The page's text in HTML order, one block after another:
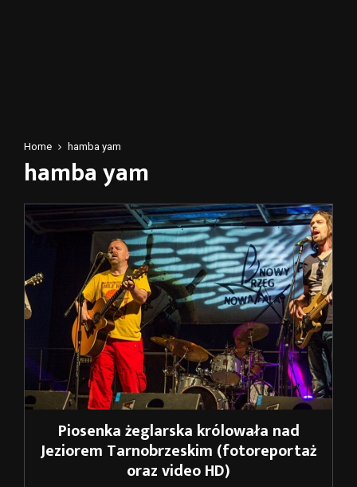
Home hamba yam
hamba yam
Piosenka żeglarska królowała nad
Jeziorem Tarnobrzeskim (fotoreportaż
oraz video HD)